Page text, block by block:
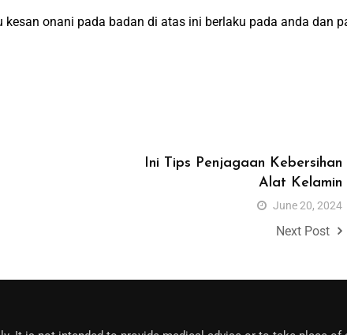
onani pada badan di atas ini berlaku pada anda dan
Ini Tips Penjagaan Kebersihan
Alat Kelamin
June 20, 2024
Next Post